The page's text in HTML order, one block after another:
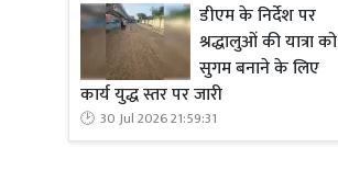
डीएम के निर्देश पर
श्रद्धालुओं की यात्रा को
सुगम बनाने के लिए
कार्य युद्ध स्तर पर जारी
30 Jul 2026 21:59:31